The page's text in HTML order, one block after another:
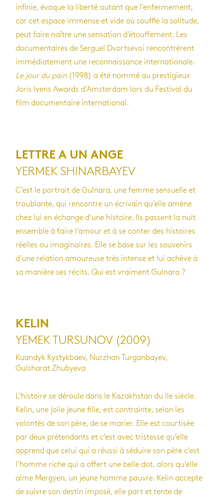
infinie, évoque la liberté autant que l’enfermement,
car cet espace immense et vide où souffle la solitude,
peut faire naître une sensation d’étouffement. Les
documentaires de Sergueï Dvortsevoi rencontrèrent
immédiatement une reconnaissance internationale.
Le jour du pain(1998) a été nommé au prestigieux
Joris Ivens Awards d’Amsterdam lors du Festival du
film documentaire international.
LETTRE A UN ANGE
YERMEK SHINARBAYEV
C’est le portrait de Gulnara, une femme sensuelle et
troublante, qui rencontre un écrivain qu’elle amène
chez lui en échange d’une histoire. Ils passent la nuit
ensemble à faire l’amour et à se conter des histoires
réelles ou imaginaires. Elle se base sur les souvenirs
d’une relation amoureuse très intense et lui achève à
sa manière ses récits. Qui est vraiment Gulnara ?
KELIN
YEMEK TURSUNOV (2009)
Kuandyk Kystykbaev, Nurzhan Turganbayev,
Gulsharat Zhubyeva
L’histoire se déroule dans le Kazakhstan du IIe siècle.
Kelin, une jolie jeune fille, est contrainte, selon les
volontés de son père, de se marier. Elle est courtisée
par deux prétendants et c’est avec tristesse qu’elle
apprend que celui qui a réussi à séduire son père c’est
l’homme riche qui a offert une belle dot, alors qu’elle
aime Mergyen, un jeune homme pauvre. Kelin accepte
de suivre son destin imposé, elle part et tente de